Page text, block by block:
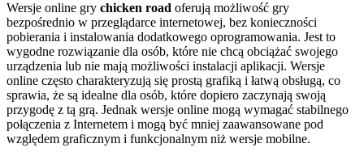
Wersje online gry chicken road oferują możliwość gry
bezpośrednio w przeglądarce internetowej, bez konieczności
pobierania i instalowania dodatkowego oprogramowania. Jest to
wygodne rozwiązanie dla osób, które nie chcą obciążać swojego
urządzenia lub nie mają możliwości instalacji aplikacji. Wersje
online często charakteryzują się prostą grafiką i łatwą obsługą, co
sprawia, że są idealne dla osób, które dopiero zaczynają swoją
przygodę z tą grą. Jednak wersje online mogą wymagać stabilnego
połączenia z Internetem i mogą być mniej zaawansowane pod
względem graficznym i funkcjonalnym niż wersje mobilne.